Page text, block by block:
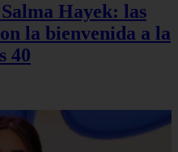
Hayek: las
la bienvenida a la
40